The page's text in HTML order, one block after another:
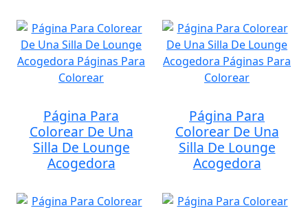
Página Para
Colorear De Una
Silla De Lounge
Acogedora
Página Para
Colorear De Una
Silla De Lounge
Acogedora